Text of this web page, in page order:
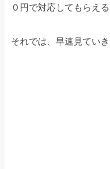
０円で対応してもらえ
それでは、早速見ていき